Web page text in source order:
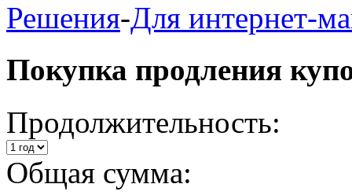
Решения-Для интернет-
Покупка продления
Продолжительность:
Общая сумма: